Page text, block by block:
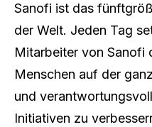
Sanofi ist das
der Welt. Jeden Tag
Mitarbeiter von Sanofi
Menschen auf der
und
Initiativen zu